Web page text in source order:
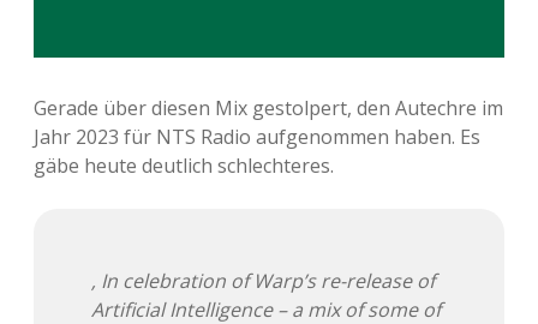
Gerade über diesen Mix gestolpert, den Autechre im
Jahr 2023 für NTS Radio aufgenommen haben. Es
gäbe heute deutlich schlechteres.
‚ In celebration of Warp’s re-release of
Artificial Intelligence – a mix of some of